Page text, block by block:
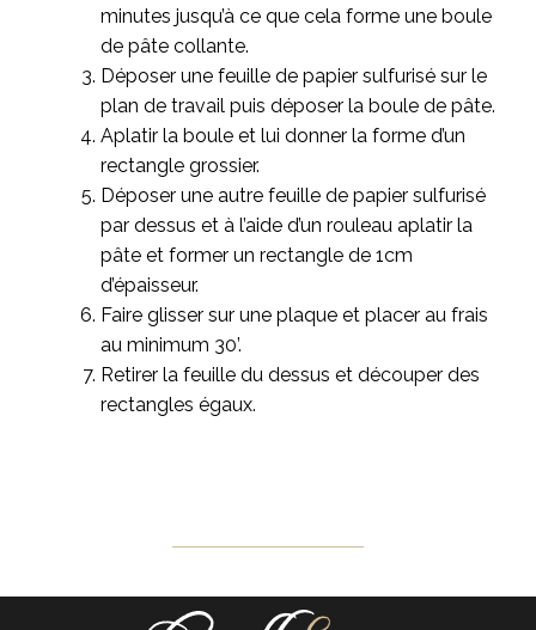
minutes jusqu’à ce que cela forme une boule
de pâte collante.
Déposer une feuille de papier sulfurisé sur le
plan de travail puis déposer la boule de pâte.
Aplatir la boule et lui donner la forme d’un
rectangle grossier.
Déposer une autre feuille de papier sulfurisé
par dessus et à l’aide d’un rouleau aplatir la
pâte et former un rectangle de 1cm
d’épaisseur.
Faire glisser sur une plaque et placer au frais
au minimum 30’.
Retirer la feuille du dessus et découper des
rectangles égaux.